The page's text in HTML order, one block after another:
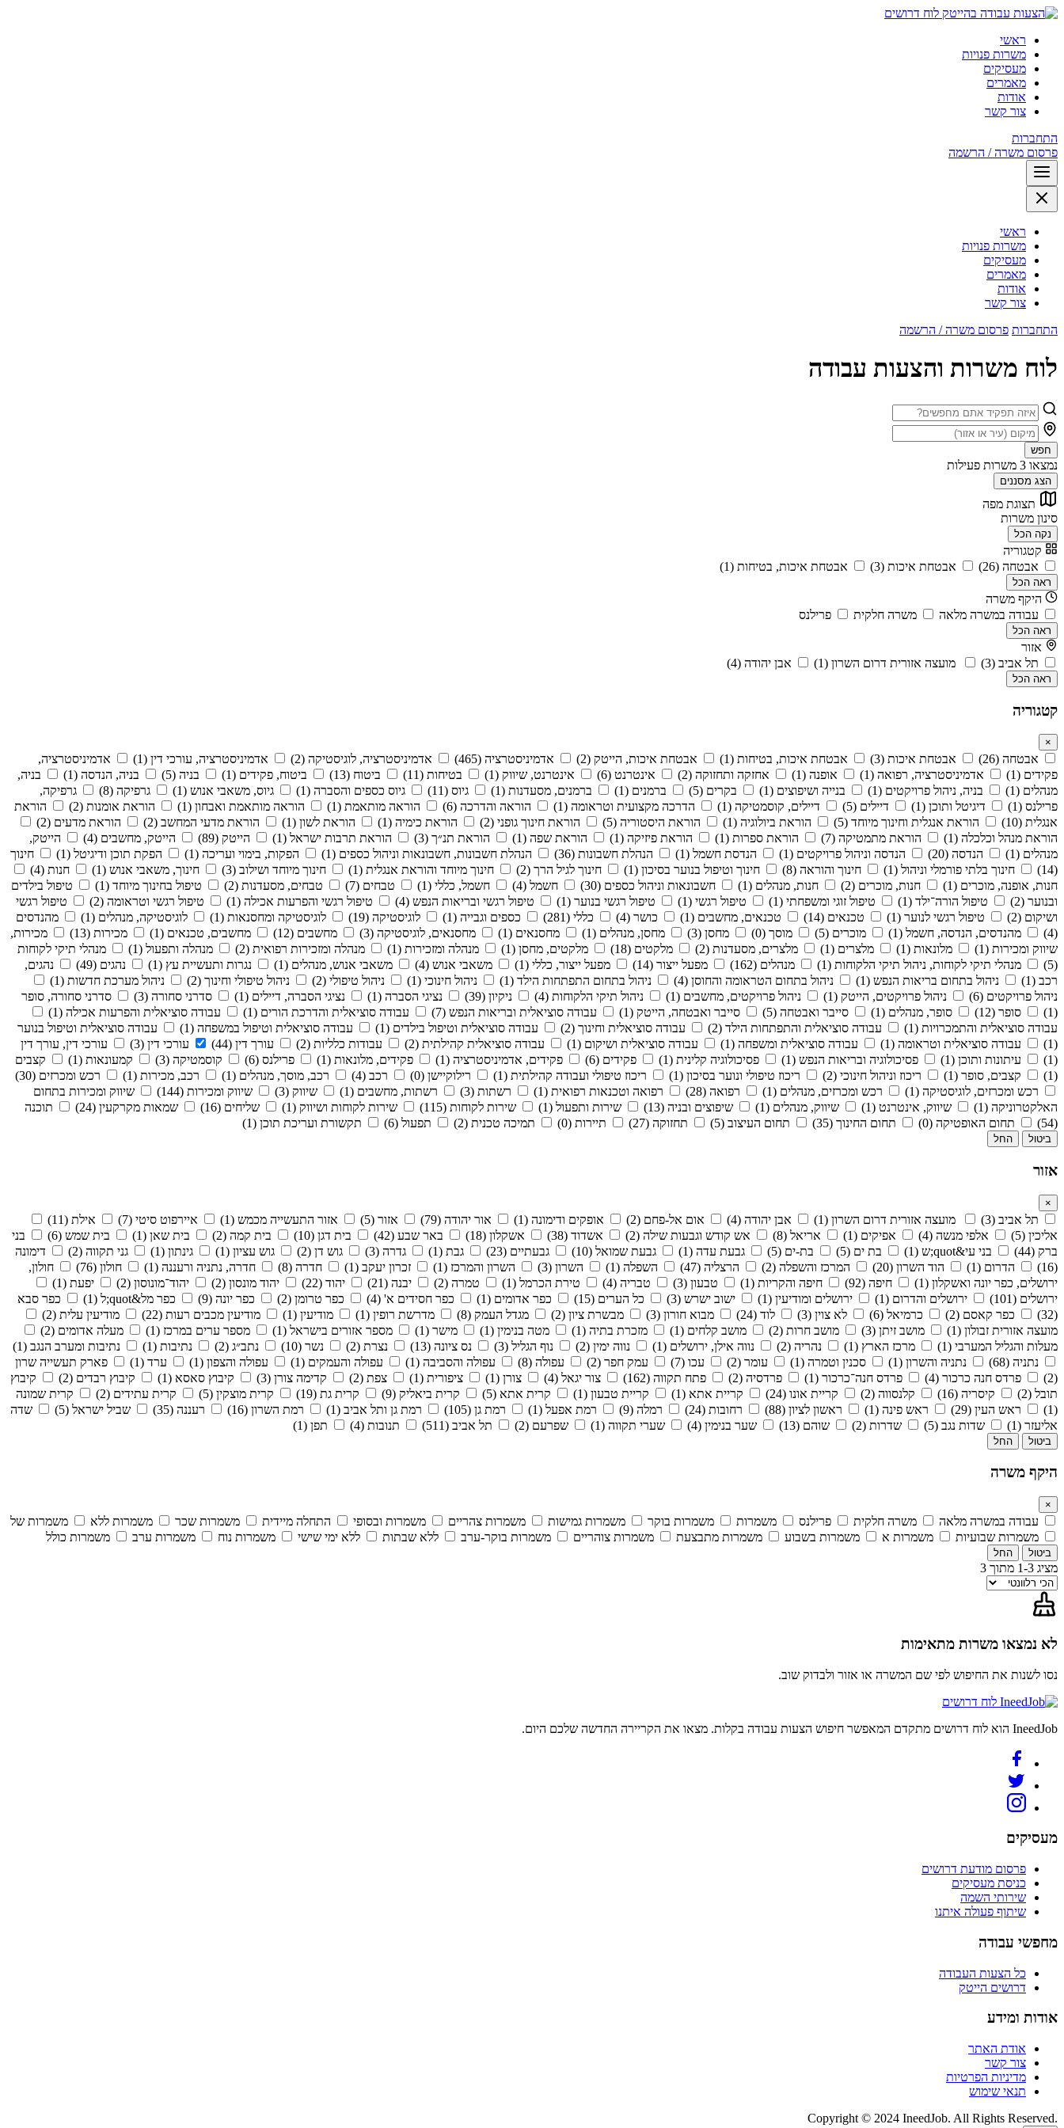
לוח דרושים
ראשי
משרות פנויות
מעסיקים
מאמרים
אודות
צור קשר
התחברות
פרסום משרה / הרשמה
ראשי
משרות פנויות
מעסיקים
מאמרים
אודות
צור קשר
התחברות פרסום משרה / הרשמה
לוח משרות והצעות עבודה
חפש
נמצאו 3 משרות פעילות
הצג מסננים
תצוגת מפה
סינון משרות
נקה הכל
קטגוריה
אבטחה (26)
אבטחת איכות (3) אבטחת איכות, בטיחות (1)
ראה הכל
היקף משרה
עבודה במשרה מלאה
משרה חלקית פרילנס
ראה הכל
אזור
תל אביב (3)
מועצה אזורית דרום השרון (1) אבן יהודה (4)
ראה הכל
קטגוריה
×
אבטחה (26) אבטחת איכות (3) אבטחת איכות, בטיחות (1) אבטחת איכות, הייטק (2) אדמיניסטרציה (465) אדמיניסטרציה, לוגיסטיקה (2) אדמיניסטרציה, עורכי דין (1)
אדמיניסטרציה,
פקידים (1)
אדמיניסטרציה, רפואה (1) אופנה (1) אחזקה ותחזוקה (2) אינטרנט (6) אינטרנט, שיווק (1) בטיחות (11) ביטוח (13) ביטוח, פקידים (1) בניה (5) בניה, הנדסה (1)
בניה,
מנהלים (1)
בניה, ניהול פרויקטים (1) בנייה ושיפוצים (1) בקרים (5) ברמנים (1) ברמנים, מסעדנות (1) גיוס (11) גיוס כספים והסברה (1) גיוס, משאבי אנוש (1) גרפיקה (8)
גרפיקה,
פרילנס (1)
דיגיטל ותוכן (1) דיילים (5) דיילים, קוסמטיקה (1) הדרכה מקצועית וטראומה (1) הוראה והדרכה (6) הוראה מותאמת (1) הוראה מותאמת ואבחון (1) הוראת אומנות (2)
הוראת
אנגלית (10)
הוראת אנגלית וחינוך מיוחד (5) הוראת ביולוגיה (1) הוראת היסטוריה (5) הוראת חינוך גופני (2) הוראת כימיה (1) הוראת לשון (1) הוראת מדעי המחשב (2)
הוראת מדעים (2)
הוראת מנהל וכלכלה (1)
הוראת מתמטיקה (7) הוראת ספרות (1) הוראת פיזיקה (1) הוראת שפה (1) הוראת תנ״ך (3) הוראת תרבות ישראל (1) הייטק (89) הייטק, מחשבים (4)
הייטק,
מנהלים (1)
הנדסה (20) הנדסה וניהול פרויקטים (1) הנדסת חשמל (1) הנהלת חשבונות (36) הנהלת חשבונות, חשבונאות וניהול כספים (1) הפקות, בימוי ועריכה (1) הפקת תוכן ודיגיטל (1)
חינוך
(14)
חינוך בלתי פורמלי וניהול (1) חינוך והוראה (8) חינוך וטיפול בנוער בסיכון (1) חינוך לגיל הרך (2) חינוך מיוחד והוראת אנגלית (1) חינוך מיוחד ושילוב (3) חינוך, משאבי אנוש (1)
חנות (4)
חנות, אופנה, מוכרים (1)
חנות, מוכרים (2) חנות, מנהלים (1) חשבונאות וניהול כספים (30) חשמל (4) חשמל, כללי (1) טבחים (7) טבחים, מסעדנות (2) טיפול בחינוך מיוחד (1)
טיפול בילדים
ובנוער (2)
טיפול הורה־ילד (1) טיפול זוגי ומשפחתי (1) טיפול רגשי (1) טיפול רגשי בנוער (1) טיפול רגשי ובריאות הנפש (4) טיפול רגשי והפרעות אכילה (1) טיפול רגשי וטראומה (2)
טיפול רגשי
ושיקום (2)
טיפול רגשי לנוער (1) טכנאים (14) טכנאים, מחשבים (1) כושר (4) כללי (281) כספים וגבייה (1) לוגיסטיקה (19) לוגיסטיקה ומחסנאות (1) לוגיסטיקה, מנהלים (1)
מהנדסים
(4)
מהנדסים, הנדסה, חשמל (1) מוכרים (5) מוסך (0) מחסן (3) מחסן, מנהלים (1) מחסנאים (1) מחסנאים, לוגיסטיקה (3) מחשבים (12) מחשבים, טכנאים (1) מכירות (13)
מכירות,
שיווק ומכירות (1)
מלונאות (1) מלצרים (1) מלצרים, מסעדנות (2) מלקטים (18) מלקטים, מחסן (1) מנהלה ומזכירות (1) מנהלה ומזכירות רפואית (2) מנהלה ותפעול (1)
מנהלי תיקי לקוחות
(5)
מנהלי תיקי לקוחות, ניהול תיקי הלקוחות (1) מנהלים (162) מפעל ייצור (14) מפעל ייצור, כללי (1) משאבי אנוש (4) משאבי אנוש, מנהלים (1) נגרות ותעשיית עץ (1) נהגים (49)
נהגים,
רכב (1)
ניהול בתחום בריאות הנפש (1) ניהול בתחום הטראומה והחוסן (4) ניהול בתחום התפתחות הילד (1) ניהול חינוכי (1) ניהול טיפולי (2) ניהול טיפולי וחינוך (2)
ניהול מערכת חדשות (1)
ניהול פרויקטים (6)
ניהול פרויקטים, הייטק (1) ניהול פרויקטים, מחשבים (1) ניהול תיקי הלקוחות (4) ניקיון (39) נציגי הסברה (1) נציגי הסברה, דיילים (1) סדרני סחורה (3)
סדרני סחורה, סופר
(1)
סופר (12) סופר, מנהלים (1) סייבר ואבטחה (5) סייבר ואבטחה, הייטק (1) עבודה סוציאלית ובריאות הנפש (7) עבודה סוציאלית והדרכת הורים (1)
עבודה סוציאלית והפרעות אכילה (1)
עבודה סוציאלית והתמכרויות (1)
עבודה סוציאלית והתפתחות הילד (2) עבודה סוציאלית וחינוך (2) עבודה סוציאלית וטיפול בילדים (1) עבודה סוציאלית וטיפול במשפחה (1)
עבודה סוציאלית וטיפול בנוער
(1)
עבודה סוציאלית וטראומה (1) עבודה סוציאלית ומשפחה (1) עבודה סוציאלית ושיקום (1) עבודה סוציאלית קהילתית (2) עבודות כלליות (2) עורך דין (44) עורכי דין (3)
עורכי דין, עורך דין
(1)
עיתונות ותוכן (1) פסיכולוגיה ובריאות הנפש (1) פסיכולוגיה קלינית (1) פקידים (6) פקידים, אדמיניסטרציה (1) פקידים, מלונאות (1) פרילנס (6) קוסמטיקה (3) קמעונאות (1)
קצבים
(1)
קצבים, סופר (1) ריכוז וניהול חינוכי (2) ריכוז טיפולי ונוער בסיכון (1) ריכוז טיפולי ועבודה קהילתית (1) רילוקיישן (0) רכב (4) רכב, מוסך, מנהלים (1) רכב, מכירות (1)
רכש ומכרזים (30)
רכש ומכרזים, לוגיסטיקה (1)
רכש ומכרזים, מנהלים (1) רפואה (28) רפואה וטכנאות רפואית (1) רשתות (3) רשתות, מחשבים (1) שיווק (3) שיווק ומכירות (144)
שיווק ומכירות בתחום
האלקטרוניקה (1)
שיווק, אינטרנט (1) שיווק, מנהלים (1) שיפוצים ובניה (13) שירות ותפעול (1) שירות לקוחות (115) שירות לקוחות ושיווק (1) שליחים (16) שמאות מקרקעין (24)
תוכנה
(54)
תחום האופטיקה (0) תחום החינוך (35) תחום העיצוב (5) תחזוקה (27) תיירות (0) תמיכה טכנית (2) תפעול (6) תקשורת ועריכת תוכן (1)
ביטול החל
אזור
×
תל אביב (3) מועצה אזורית דרום השרון (1) אבן יהודה (4) אום אל-פחם (2) אופקים ודימונה (1) אור יהודה (79) אזור (5) אזור התעשייה מכמש (1) איירפוט סיטי (7)
אילת (11)
אליכין (5)
אלפי מנשה (4) אפיקים (1) אריאל (8) אש קודש וגבעות שילה (2) אשדוד (38) אשקלון (18) באר שבע (42) בית דגן (10) בית קמה (2) בית שאן (1) בית שמש (6)
בני
ברק (44)
בני עי&quot;ש (1) בת ים (5) בת-ים (5) גבעת עדה (1) גבעת שמואל (10) גבעתיים (23) גבת (1) גדרה (3) גוש דן (2) גוש עציון (1) גינתון (1) גני תקווה (2)
דימונה
(16)
הדרום (1) הוד השרון (20) המרכז והשפלה (2) הרצליה (47) השפלה (1) השרון (3) השרון והמרכז (1) זכרון יעקב (1) חדרה (8) חדרה, נתניה ורעננה (1) חולון (76)
חולון,
ירושלים, כפר יונה ואשקלון (1)
חיפה (92) חיפה והקריות (1) טבעון (3) טבריה (4) טירת הכרמל (1) טמרה (2) יבנה (21) יהוד (22) יהוד מונסון (2) יהוד־מונוסון (2)
יפעת (1)
ירושלים (101)
ירושלים והדרום (1) ירושלים ומודיעין (1) ישוב ישרש (3) כל הערים (15) כפר אדומים (1) כפר חסידים א' (4) כפר טרומן (2) כפר יונה (9) כפר מל&quot;ל (1)
כפר סבא
(32)
כפר קאסם (2) כרמיאל (6) לא צוין (3) לוד (24) מבוא חורון (3) מבשרת ציון (2) מגדל העמק (8) מדרשת רופין (1) מודיעין (1) מודיעין מכבים רעות (22)
מודיעין עלית (2)
מועצה אזורית זבולון (1)
מושב זיתן (3) מושב חרות (2) מושב קלחים (1) מזכרת בתיה (1) מטה בנימין (1) מישר (1) מספר אזורים בישראל (1) מספר ערים במרכז (1)
מעלה אדומים (2)
מעלות והגליל המערבי (1)
מרכז הארץ (1) נהריה (2) נווה אילן, ירושלים (1) נווה ימין (2) נוף הגליל (3) נס ציונה (13) נצרת (2) נשר (10) נתב״ג (2) נתיבות (1)
נתיבות ומערב הנגב (1)
נתניה (68)
נתניה והשרון (1) סכנין וטמרה (1) עומר (2) עכו (7) עמק חפר (2) עפולה (8) עפולה והסביבה (1) עפולה והעמקים (1) עפולה והצפון (1) ערד (1)
פארק תעשייה שרון
(2)
פרדס חנה כרכור (4) פרדס חנה־כרכור (1) פרדסיה (2) פתח תקווה (162) צור יגאל (4) צורן (1) ציפורית (1) צפת (2) קדימה צורן (3) קיבוץ סאסא (1) קיבוץ רבדים (2)
קיבוץ
תובל (2)
קיסריה (16) קלנסווה (2) קריית אונו (24) קריית אתא (1) קריית טבעון (1) קרית אתא (5) קרית ביאליק (9) קרית גת (19) קרית מוצקין (5) קרית עתידים (2)
קרית שמונה
(1)
ראש העין (29) ראש פינה (1) ראשון לציון (88) רחובות (24) רמלה (9) רמת אפעל (1) רמת גן (105) רמת גן ותל אביב (1) רמת השרון (16) רעננה (35) שביל ישראל (5)
שדה
אליעזר (1)
שדות נגב (5) שדרות (2) שוהם (13) שער בנימין (4) שערי תקווה (1) שפרעם (2) תל אביב (511) תנובות (4) תפן (1)
ביטול החל
היקף משרה
×
עבודה במשרה מלאה משרה חלקית פרילנס משמרות משמרות בוקר משמרות גמישות משמרות צהריים משמרות ובסופי התחלה מיידית משמרות שכר משמרות ללא
משמרות של
משמרות שבועיות
משמרות א משמרות בשבוע משמרות מתבצעת משמרות צוהריים משמרות בוקר-ערב ללא שבתות ללא ימי שישי משמרות נוח משמרות ערב משמרות כולל
ביטול החל
מציג 1-3 מתוך 3
לא נמצאו משרות מתאימות
נסו לשנות את החיפוש לפי שם המשרה או אזור ולבדוק שוב.
לוח דרושים
IneedJob הוא לוח דרושים מתקדם המאפשר חיפוש הצעות עבודה בקלות. מצאו את הקריירה החדשה שלכם היום.
מעסיקים
פרסום מודעת דרושים
כניסת מעסיקים
שירותי השמה
שיתוף פעולה איתנו
מחפשי עבודה
כל הצעות העבודה
דרושים הייטק
אודות ומידע
אודת האתר
צור קשר
מדיניות הפרטיות
תנאי שימוש
Copyright © 2024 IneedJob. All Rights Reserved.